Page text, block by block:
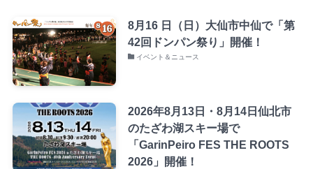
8月16 日（日）大仙市中仙で「第
42回ドンパン祭り」開催！
イベント＆ニュース
2026年8月13日・8月14日仙北市
のたざわ湖スキー場で
「GarinPeiro FES THE ROOTS
2026」開催！